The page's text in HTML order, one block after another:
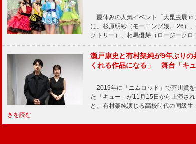
夏休みの人気イベント「大昆虫展 in
に、杉原明紗（モーニング娘。’26）
クトリー）、相馬優芽（ロージーク
瀬戸康史と有村架純が9年ぶり
くれる作品になる」 舞台「キュ
2019年に「ニムロッド」で芥川賞
た「キュー」が11月15日から上演さ
と、有村架純演じる高校時代の同級
きを読む